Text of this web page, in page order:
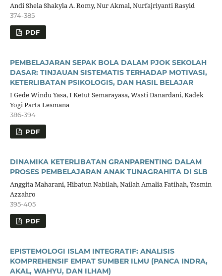
Andi Shela Shakyla A. Romy, Nur Akmal, Nurfajriyanti Rasyid
374-385
PDF
PEMBELAJARAN SEPAK BOLA DALAM PJOK SEKOLAH
DASAR: TINJAUAN SISTEMATIS TERHADAP MOTIVASI,
KETERLIBATAN PSIKOLOGIS, DAN HASIL BELAJAR
I Gede Windu Yasa, I Ketut Semarayasa, Wasti Danardani, Kadek
Yogi Parta Lesmana
386-394
PDF
DINAMIKA KETERLIBATAN GRANPARENTING DALAM
PROSES PEMBELAJARAN ANAK TUNAGRAHITA DI SLB
Anggita Maharani, Hibatun Nabilah, Nailah Amalia Fatihah, Yasmin
Azzahro
395-405
PDF
EPISTEMOLOGI ISLAM INTEGRATIF: ANALISIS
KOMPREHENSIF EMPAT SUMBER ILMU (PANCA INDRA,
AKAL, WAHYU, DAN ILHAM)